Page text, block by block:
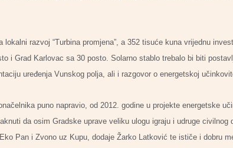
lokalni razvoj “Turbina promjena”, a 352 tisuće kuna vrijednu
i Grad Karlovac sa 30 posto. Solarno stablo trebalo bi biti
uređenja Vunskog polja, ali i razgovor o energetskoj
puno napravio, od 2012. godine u projekte energetske
da osim Gradske uprave veliku ulogu igraju i udruge civilnog
Pan i Zvono uz Kupu, dodaje Žarko Latković te ističe i dobru